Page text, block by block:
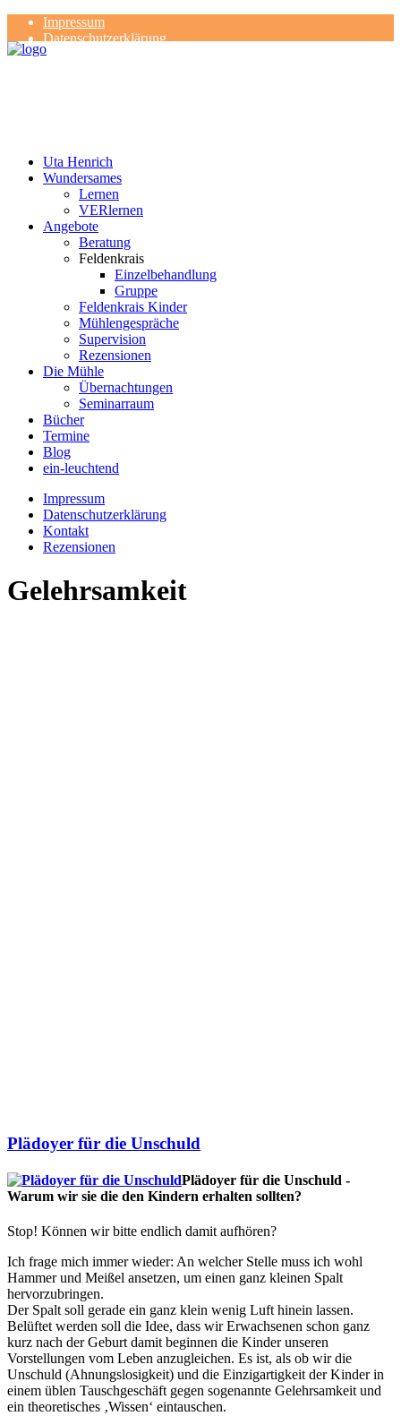
Impressum
Datenschutzerklärung
Kontakt
Uta Henrich
Wundersames
Lernen
VERlernen
Angebote
Beratung
Feldenkrais
Einzelbehandlung
Gruppe
Feldenkrais Kinder
Mühlengespräche
Supervision
Rezensionen
Die Mühle
Übernachtungen
Seminarraum
Bücher
Termine
Blog
ein-leuchtend
Impressum
Datenschutzerklärung
Kontakt
Rezensionen
Gelehrsamkeit
Plädoyer für die Unschuld
Plädoyer für die Unschuld -
Warum wir sie die den Kindern erhalten sollten?
Stop! Können wir bitte endlich damit aufhören?
Ich frage mich immer wieder: An welcher Stelle muss ich wohl
Hammer und Meißel ansetzen, um einen ganz kleinen Spalt
hervorzubringen.
Der Spalt soll gerade ein ganz klein wenig Luft hinein lassen.
Belüftet werden soll die Idee, dass wir Erwachsenen schon ganz
kurz nach der Geburt damit beginnen die Kinder unseren
Vorstellungen vom Leben anzugleichen. Es ist, als ob wir die
Unschuld (Ahnungslosigkeit) und die Einzigartigkeit der Kinder in
einem üblen Tauschgeschäft gegen sogenannte Gelehrsamkeit und
ein theoretisches ‚Wissen‘ eintauschen.